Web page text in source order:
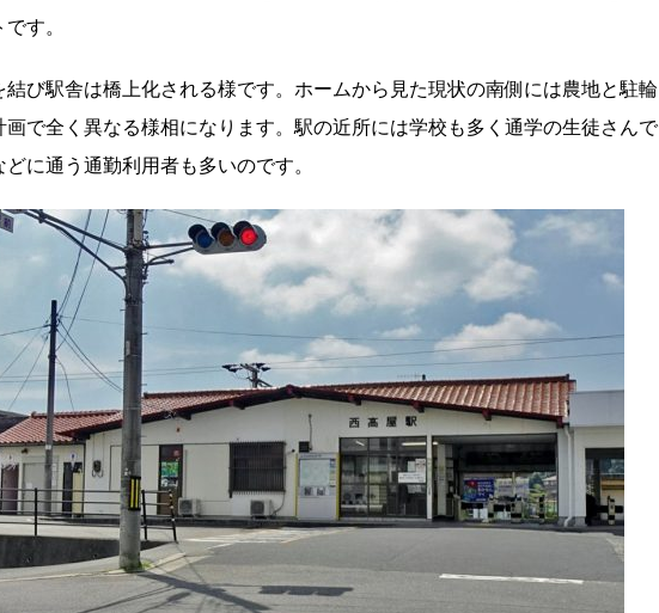
す。
び駅舎は橋上化される様です。ホームから見た現状の南側には農地と駐輪
で全く異なる様相になります。駅の近所には学校も多く通学の生徒さんで
に通う通勤利用者も多いのです。